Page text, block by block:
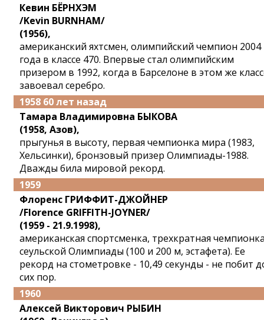
Кевин БЁРНХЭМ
/Kevin BURNHAM/
(1956),
американский яхтсмен, олимпийский чемпион 2004
года в классе 470. Впервые стал олимпийским
призером в 1992, когда в Барселоне в этом же
завоевал серебро.
1958 60 лет назад
Тамара Владимировна БЫКОВА
(1958, Азов),
прыгунья в высоту, первая чемпионка мира (1983,
Хельсинки), бронзовый призер Олимпиады-1988.
Дважды била мировой рекорд.
1959
Флоренс ГРИФФИТ-ДЖОЙНЕР
/Florence GRIFFITH-JOYNER/
(1959 - 21.9.1998),
американская спортсменка, трехкратная
cеульской Олимпиады (100 и 200 м, эстафета). Ее
рекорд на стометровке - 10,49 секунды - не побит
сих пор.
1960
Алексей Викторович РЫБИН